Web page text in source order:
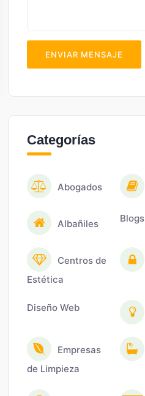
ENVIAR MENSAJE
Categorías
Abogados
Albañiles Blogs
Centros de
Estética
Diseño Web
Empresas
de Limpieza